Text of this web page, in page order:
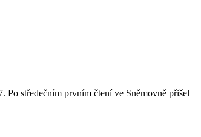
středečním prvním čtení ve Sněmovně přišel